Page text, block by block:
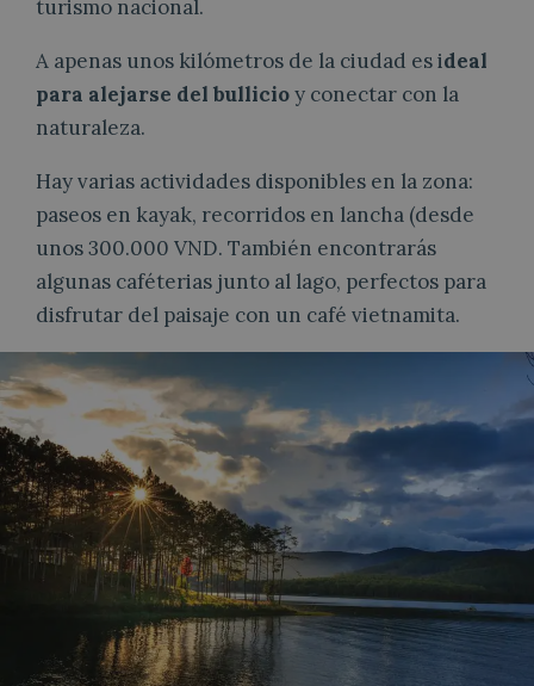
turismo nacional.
A apenas unos kilómetros de la ciudad es ideal
para alejarse del bullicioy conectar con la
naturaleza.
Hay varias actividades disponibles en la zona:
paseos en kayak, recorridos en lancha (desde
unos 300.000 VND. También encontrarás
algunas caféterias junto al lago, perfectos para
disfrutar del paisaje con un café vietnamita.